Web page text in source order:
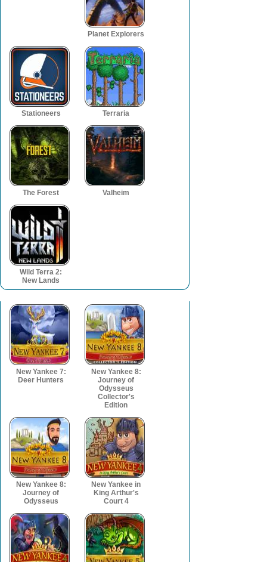
Planet Explorers
Stationeers Terraria
The Forest Valheim
Wild Terra 2:
New Lands
New Yankee 7:
Deer Hunters
New Yankee 8:
Journey of
Odysseus
Collector's
Edition
New Yankee 8:
Journey of
Odysseus
New Yankee in
King Arthur's
Court 4